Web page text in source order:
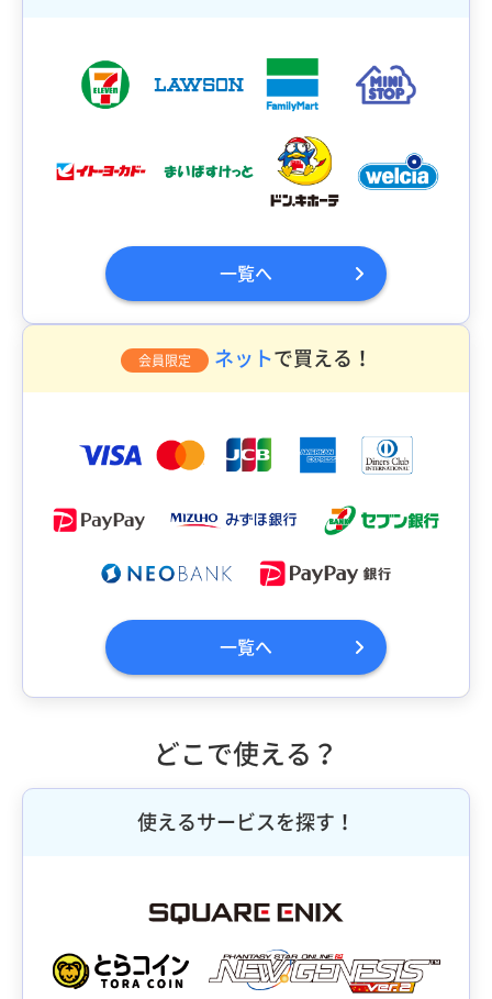
一覧へ
会員限定 ネットで買える！
一覧へ
どこで使える？
使えるサービスを探す！